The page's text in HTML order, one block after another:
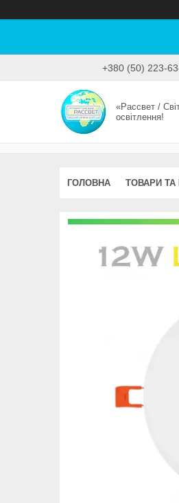
+380 (50) 223-
«Рассвет /
освітлення!
ГОЛОВНА ТОВАРИ ТА